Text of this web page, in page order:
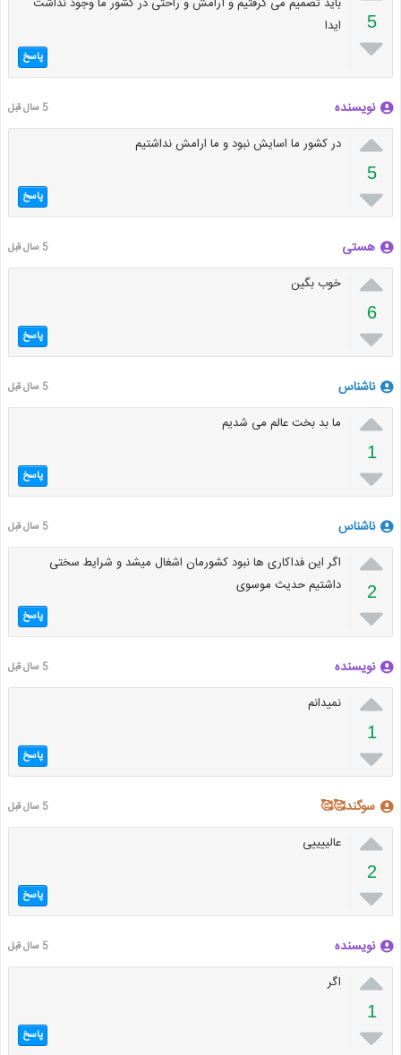
5

ایدا
پاسخ
نویسنده 5 سال قبل

5

در کشور ما اسایش نبود و ما ارامش نداشتیم
پاسخ
هستی 5 سال قبل

6

خوب بگین
پاسخ
ناشناس 5 سال قبل

1

ما بد بخت عالم می شدیم
پاسخ
ناشناس 5 سال قبل

2

اگر این فداکاری ها نبود کشورمان اشغال میشد و شرایط سختی
داشتیم حدیث موسوی
پاسخ
نویسنده 5 سال قبل

1

نمیدانم
پاسخ
سوگند🥰🥰 5 سال قبل

2

عالییییی
پاسخ
نویسنده 5 سال قبل

1

اگر
پاسخ